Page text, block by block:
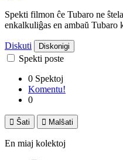
Spekti filmon ĉe Tubaro ne
enkalkuliĝas en ambaŭ Tubaro
Diskuti Diskonigi
Spekti poste
0 Spektoj
Komentu!
0
 Ŝati  Malŝati
En miaj kolektoj